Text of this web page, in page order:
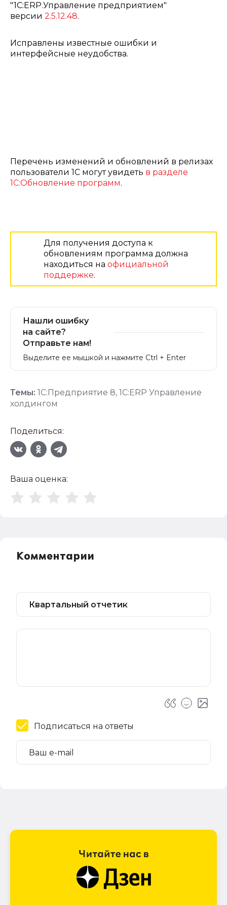
"1С:ERP.Управление предприятием"
версии 2.5.12.48.
Исправлены известные ошибки и
интерфейсные неудобства.
Перечень изменений и обновлений в релизах
пользователи 1С могут увидеть в разделе
1С:Обновление программ.
Для получения доступа к
обновлениям программа должна
находиться на официальной
поддержке.
Нашли ошибку
на сайте?
Отправьте нам!
Выделите ее мышкой и нажмите Ctrl + Enter
Темы: 1С:Предприятие 8, 1С:ERP Управление
холдингом
Поделиться:
Ваша оценка:
Комментарии
Подписаться на ответы